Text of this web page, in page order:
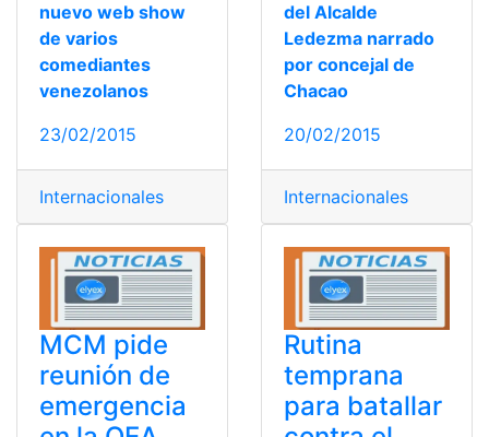
nuevo web show
de varios
comediantes
venezolanos
23/02/2015
Internacionales
del Alcalde
Ledezma narrado
por concejal de
Chacao
20/02/2015
Internacionales
MCM pide
reunión de
emergencia
Rutina
temprana
para batallar